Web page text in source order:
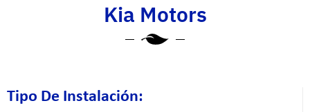
Kia Motors
Tipo De Instalación: